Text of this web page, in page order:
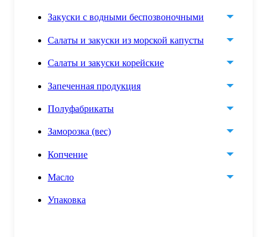
Закуски с водными беспозвоночными
Салаты и закуски из морской капусты
Салаты и закуски корейские
Запеченная продукция
Полуфабрикаты
Заморозка (вес)
Копчение
Масло
Упаковка